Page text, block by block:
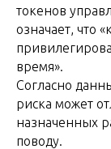
токенов
означает, что
время».
Согласно
риска может
назначенных
поводу.